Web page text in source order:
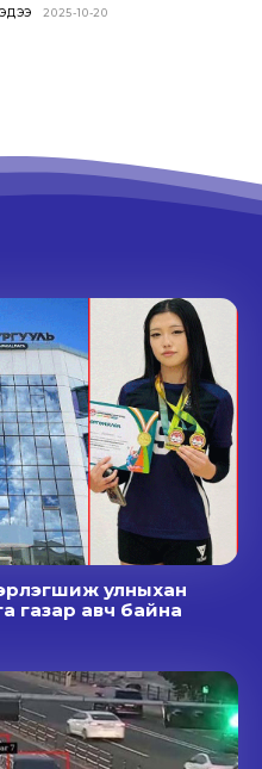
2025-10-20
улныхан
газар авч байна